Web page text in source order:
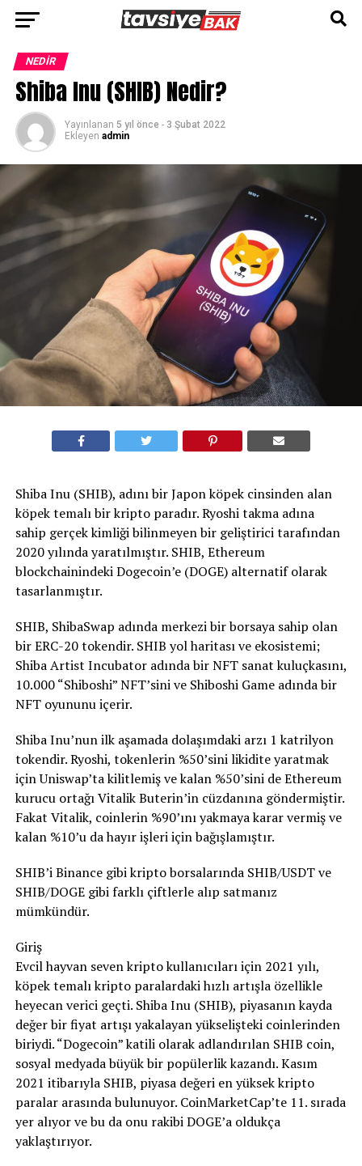
NEDIR
Shiba Inu (SHIB) Nedir?
Yayınlanan 5 yıl önce - 3 Şubat 2022
Ekleyen admin
Shiba Inu (SHIB), adını bir Japon köpek cinsinden alan
köpek temalı bir kripto paradır. Ryoshi takma adına
sahip gerçek kimliği bilinmeyen bir geliştirici tarafından
2020 yılında yaratılmıştır. SHIB, Ethereum
blockchainindeki Dogecoin’e (DOGE) alternatif olarak
tasarlanmıştır.
SHIB, ShibaSwap adında merkezi bir borsaya sahip olan
bir ERC-20 tokendir. SHIB yol haritası ve ekosistemi;
Shiba Artist Incubator adında bir NFT sanat kuluçkasını,
10.000 “Shiboshi” NFT’sini ve Shiboshi Game adında bir
NFT oyununu içerir.
Shiba Inu’nun ilk aşamada dolaşımdaki arzı 1 katrilyon
tokendir. Ryoshi, tokenlerin %50’sini likidite yaratmak
için Uniswap’ta kilitlemiş ve kalan %50’sini de Ethereum
kurucu ortağı Vitalik Buterin’in cüzdanına göndermiştir.
Fakat Vitalik, coinlerin %90’ını yakmaya karar vermiş ve
kalan %10’u da hayır işleri için bağışlamıştır.
SHIB’i Binance gibi kripto borsalarında SHIB/USDT ve
SHIB/DOGE gibi farklı çiftlerle alıp satmanız
mümkündür.
Giriş
Evcil hayvan seven kripto kullanıcıları için 2021 yılı,
köpek temalı kripto paralardaki hızlı artışla özellikle
heyecan verici geçti. Shiba Inu (SHIB), piyasanın kayda
değer bir fiyat artışı yakalayan yükselişteki coinlerinden
biriydi. “Dogecoin” katili olarak adlandırılan SHIB coin,
sosyal medyada büyük bir popülerlik kazandı. Kasım
2021 itibarıyla SHIB, piyasa değeri en yüksek kripto
paralar arasında bulunuyor. CoinMarketCap’te 11. sırada
yer alıyor ve bu da onu rakibi DOGE’a oldukça
yaklaştırıyor.
Go to mobile version